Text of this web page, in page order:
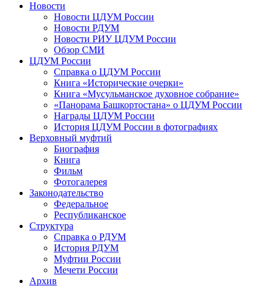
Новости
Новости ЦДУМ России
Новости РДУМ
Новости РИУ ЦДУМ России
Обзор СМИ
ЦДУМ России
Справка о ЦДУМ России
Книга «Исторические очерки»
Книга «Мусульманское духовное собрание»
«Панорама Башкортостана» о ЦДУМ России
Награды ЦДУМ России
История ЦДУМ России в фотографиях
Верховный муфтий
Биография
Книга
Фильм
Фотогалерея
Законодательство
Федеральное
Республиканское
Структура
Справка о РДУМ
История РДУМ
Муфтии России
Мечети России
Архив